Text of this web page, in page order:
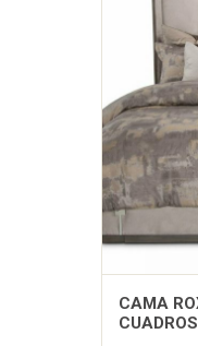
CAMA
CUADROS